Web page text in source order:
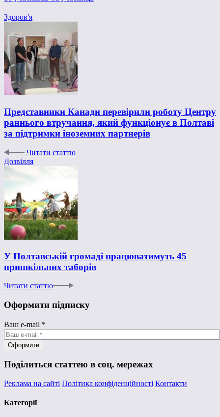
Здоров'я
Представники Канади перевірили роботу Центру
раннього втручання, який функціонує в Полтаві
за підтримки іноземних партнерів
Читати статтю
Дозвілля
У Полтавській громаді працюватимуть 45
пришкільних таборів
Читати статтю
Оформити підписку
Ваш e-mail *
Поділиться статтею в соц. мережах
Реклама на сайті Політика конфіденційності Контакти
Категорії